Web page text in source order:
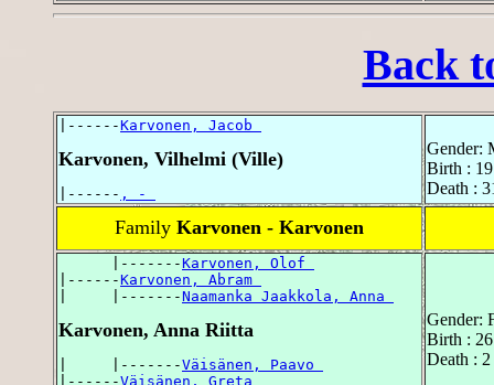
Back
|------Karvonen, Jacob
Karvonen, Vilhelmi (Ville)
|------ , -
Gender:
Birth :
Death :
Family Karvonen - Karvonen
      |-------
Karvonen, Olof
|------Karvonen, Abram
|     |-------Naamanka Jaakkola, Anna
Karvonen, Anna Riitta
|     |-------Väisänen, Paavo
|------Väisänen, Greta
Gender:
Birth :
Death :